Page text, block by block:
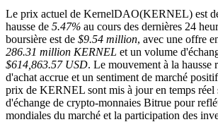
Futures utilisant l'USDT comme garantie
Le prix actuel de KernelDAO(KERNEL) est
hausse de 5.47% au cours des dernières 24
boursière est de $9.54 million, avec une offre
286.31 million KERNEL et un volume
$614,863.57 USD. Le mouvement à la hausse
d'achat accrue et un sentiment de marché
prix de KERNEL sont mis à jour en temps réel
d'échange de crypto-monnaies Bitrue pour
mondiales du marché et la participation des